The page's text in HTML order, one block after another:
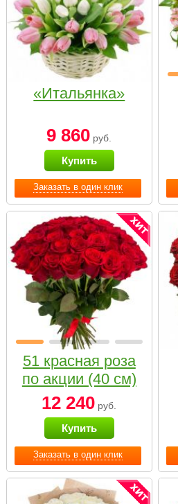
Заказать в один клик
«Итальянка»
9 860 руб.
Купить
Заказать в один клик
51 красная роза
по акции (40 см)
12 240 руб.
Купить